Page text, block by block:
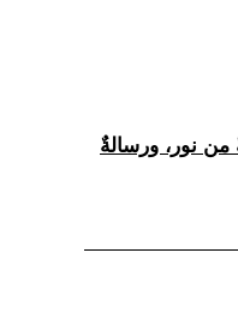
من نور، ورسالةٌ